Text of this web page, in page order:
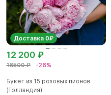
Доставка 0₽
16500 ₽ -26%
12 200 ₽
Букет из 15 розовых пионов
(Голландия)